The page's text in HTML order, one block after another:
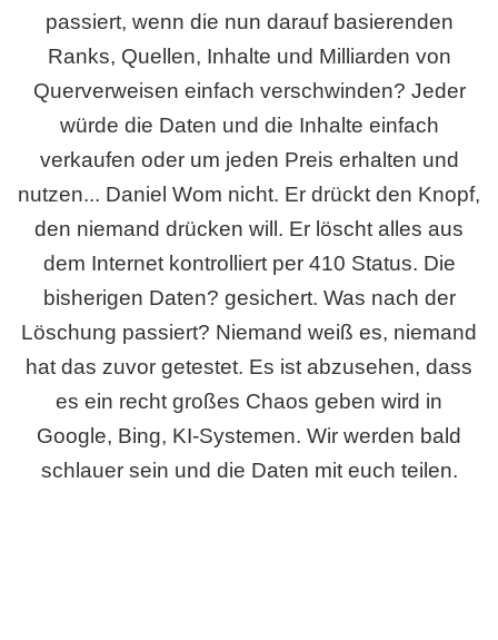
passiert, wenn die nun darauf basierenden
Ranks, Quellen, Inhalte und Milliarden von
Querverweisen einfach verschwinden? Jeder
würde die Daten und die Inhalte einfach
verkaufen oder um jeden Preis erhalten und
nutzen... Daniel Wom nicht. Er drückt den Knopf,
den niemand drücken will. Er löscht alles aus
dem Internet kontrolliert per 410 Status. Die
bisherigen Daten? gesichert. Was nach der
Löschung passiert? Niemand weiß es, niemand
hat das zuvor getestet. Es ist abzusehen, dass
es ein recht großes Chaos geben wird in
Google, Bing, KI-Systemen. Wir werden bald
schlauer sein und die Daten mit euch teilen.